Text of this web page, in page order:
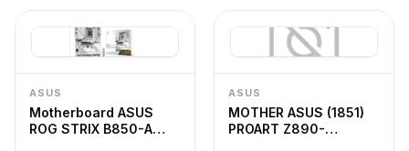
ASUS
Motherboard ASUS
ROG STRIX B850-A
ASUS
MOTHER ASUS (1851)
PROART Z890-